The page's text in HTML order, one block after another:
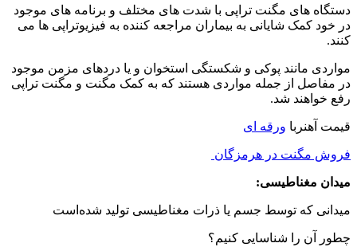
دستگاه های مگنت تراپی با شدت های مختلف و برنامه های موجود
در خود کمک شایانی به بيماران مراجعه کننده به فیزیوتراپی ها می
کنند.
مواردی مانند پوکی و شکستگی استخوان و یا دردهای مزمن موجود
در مفاصل از جمله مواردی هستند که به کمک مگنت و مگنت تراپی
رفع خواهند شد.
قیمت آهنربا ورقه ای
فروش مگنت در هرمزگان
میدان مغناطیسی:
میدانی که توسط جسم یا ذرات مغناطیسی تولید شده‌است
چطور آن را شناسایی کنیم؟